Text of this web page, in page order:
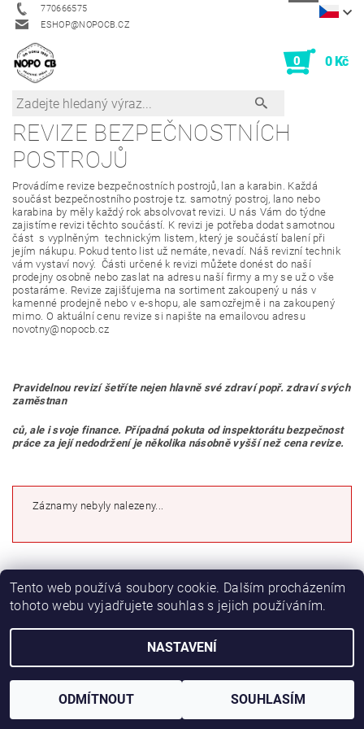
770666575
ESHOP@NOPOCB.CZ
0 0 Kč
REVIZE BEZPEČNOSTNÍCH
POSTROJŮ
Provádíme revize bezpečnostních postrojů, lan a karabin. Každá
součást bezpečnostního postroje tz. samotný postroj, lano nebo
karabina by měly každý rok absolvovat revizi. U nás Vám do týdne
zajistíme revizi těchto součástí. K revizi je potřeba dodat samotnou
část s vyplněným technickým listem, který je součástí balení při
jejím nákupu. Pokud tento list už nemáte, nevadí. Náš revizní technik
vám vystaví nový. Části určené k revizi můžete donést do naší
prodejny osobně nebo zaslat na adresu naší firmy a my se už o vše
postaráme. Revize zajišťujema na sortiment zakoupený u nás v
kamenné prodejně nebo v e-shopu, ale samozřejmě i na zakoupený
mimo. O aktuální cenu revize si napište na emailovou adresu
novotny@nopocb.cz
Pravidelnou revizí šetříte nejen hlavně své zdraví popř. zdraví svých
zaměstnan
ců, ale i svoje finance. Případná pokuta od inspektorátu bezpečnost
práce za její nedodržení je několika násobně vyšší než cena revize.
Záznamy nebyly nalezeny...
PROMO katalog
2026 © Novotný NOPO CB, všechna práva vyhrazena
Vytvořil Shoptet
Tento web používá soubory cookie. Dalším procházením
tohoto webu vyjadřujete souhlas s jejich používáním.
NASTAVENÍ
ODMÍTNOUT SOUHLASÍM